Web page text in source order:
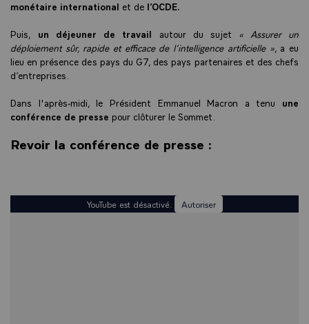
monétaire international et de l’OCDE.
Puis, un déjeuner de travail autour du sujet « Assurer un
déploiement sûr, rapide et efficace de l’intelligence artificielle », a eu
lieu en présence des pays du G7, des pays partenaires et des chefs
d’entreprises.
Dans l'après-midi, le Président Emmanuel Macron a tenu une
conférence de presse pour clôturer le Sommet.
Revoir la conférence de presse :
YouTube est désactivé. Autoriser